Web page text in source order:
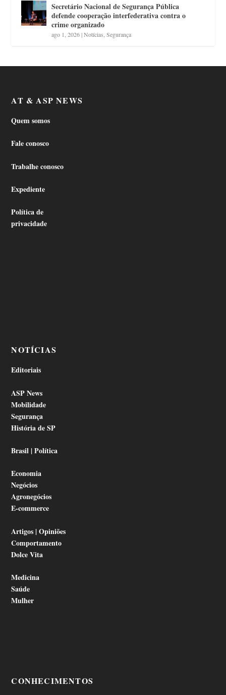
Secretário Nacional de Segurança Pública
defende cooperação interfederativa contra o
crime organizado
ago 1, 2026|Notícias ,Segurança
AT & ASP NEWS
Quem somos
Fale conosco
Trabalhe conosco
Expediente
Política de
privacidade
NOTÍCIAS
Editoriais
ASP News
Mobilidade
Segurança
História de SP
Brasil | Política
Economia
Negócios
Agronegócios
E-commerce
Artigos | Opiniões
Comportamento
Dolce Vita
Medicina
Saúde
Mulher
CONHECIMENTOS